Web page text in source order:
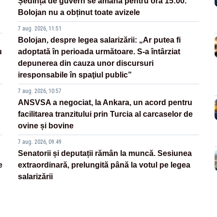
Bolojan nu a obținut toate avizele
7 aug. 2026, 11:51
Bolojan, despre legea salarizării: „Ar putea fi
adoptată în perioada următoare. S-a întârziat
depunerea din cauza unor discursuri
iresponsabile în spaţiul public”
7 aug. 2026, 10:57
ANSVSA a negociat, la Ankara, un acord pentru
facilitarea tranzitului prin Turcia al carcaselor de
ovine și bovine
7 aug. 2026, 09:49
Senatorii și deputații rămân la muncă. Sesiunea
extraordinară, prelungită până la votul pe legea
salarizării